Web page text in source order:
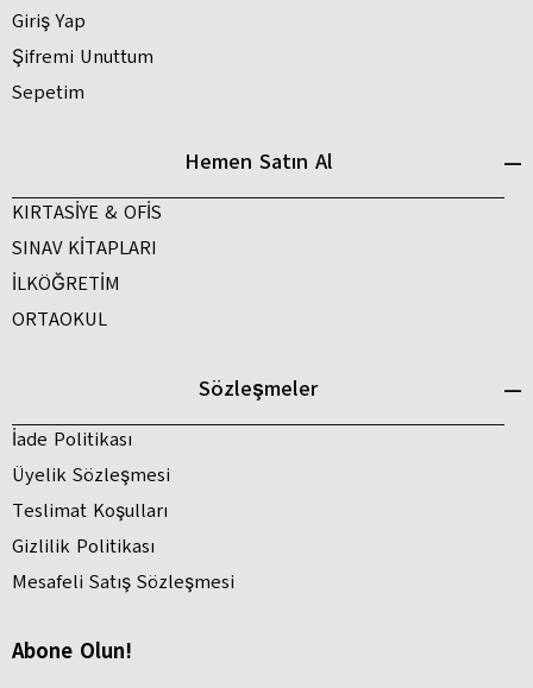
Giriş Yap
Şifremi Unuttum
Sepetim
Hemen Satın Al
KIRTASİYE & OFİS
SINAV KİTAPLARI
İLKÖĞRETİM
ORTAOKUL
Sözleşmeler
İade Politikası
Üyelik Sözleşmesi
Teslimat Koşulları
Gizlilik Politikası
Mesafeli Satış Sözleşmesi
Abone Olun!